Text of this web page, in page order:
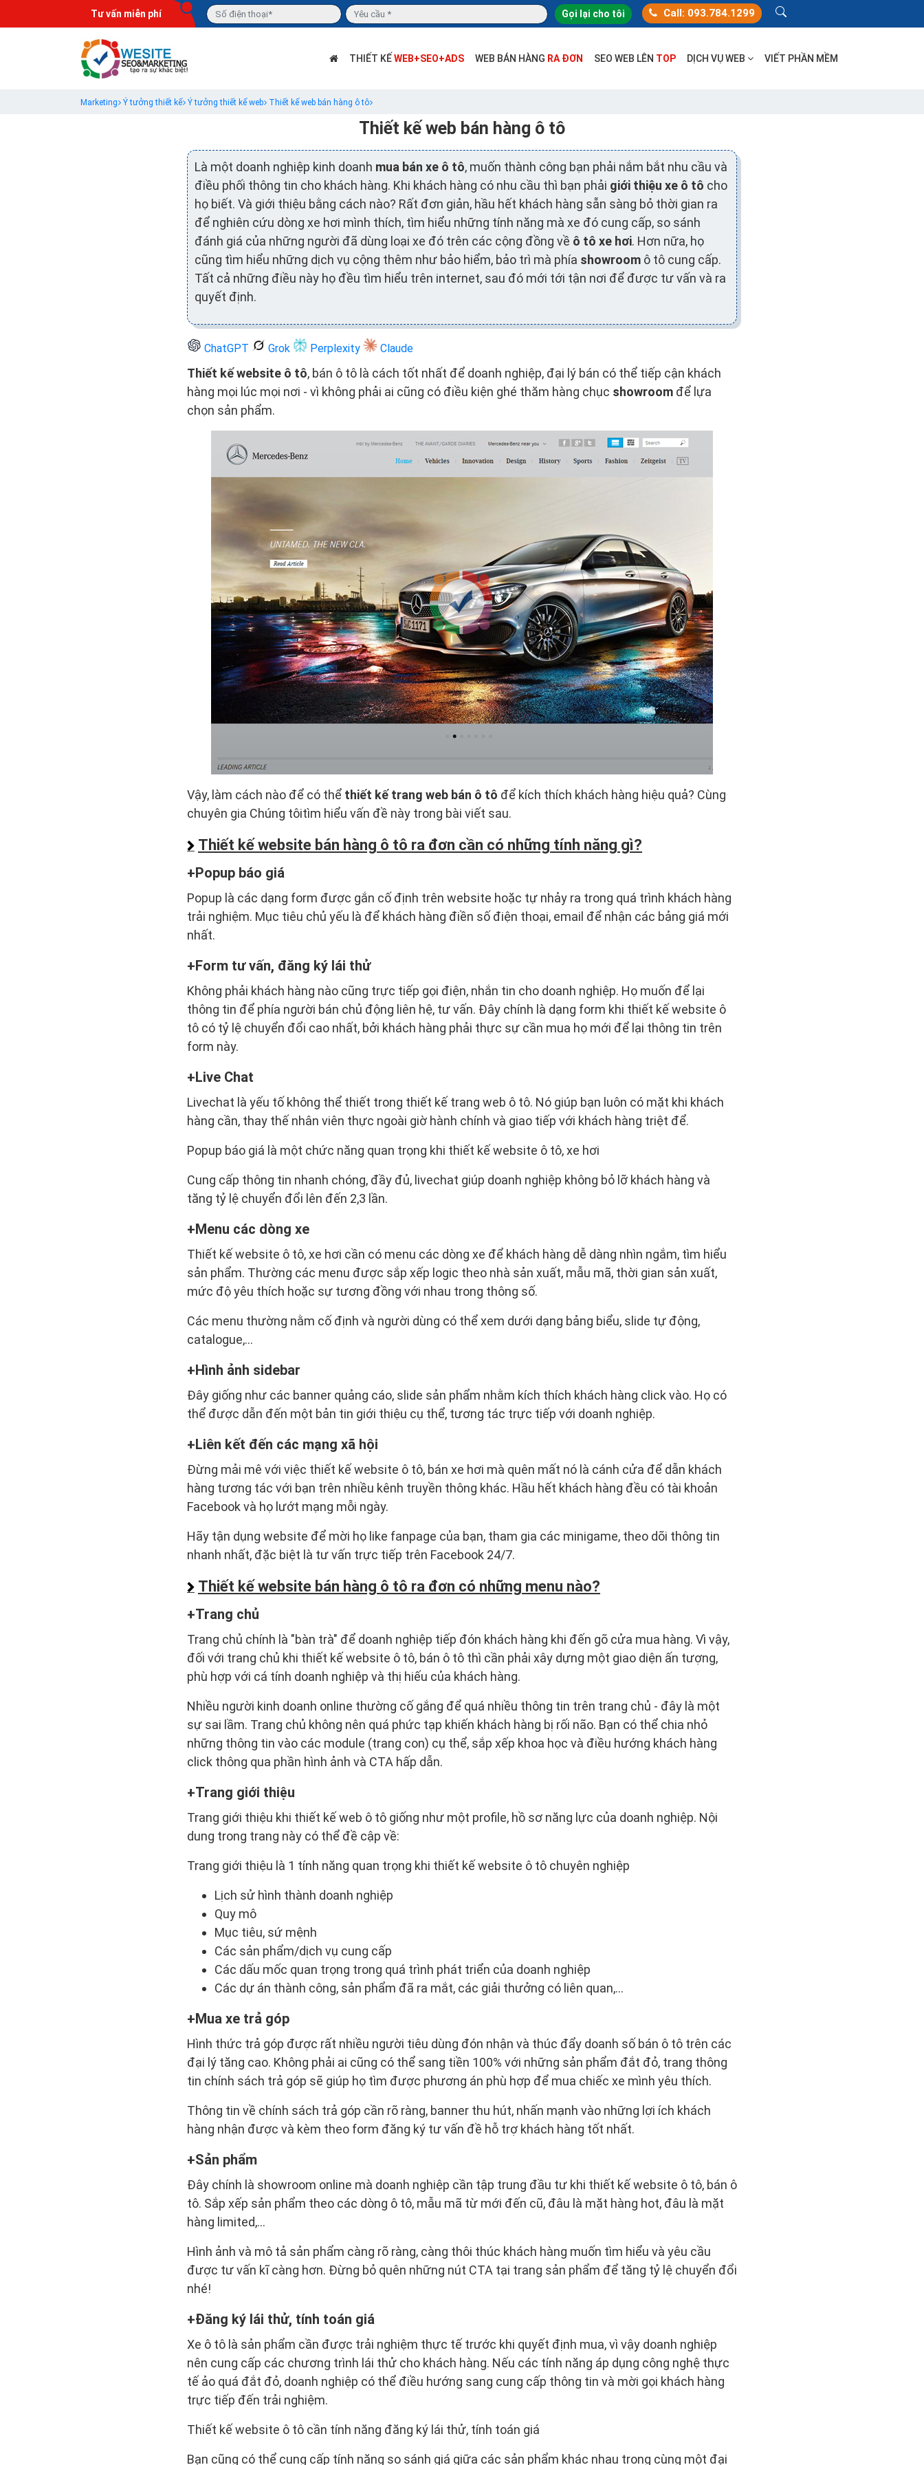
Tư vấn miễn phí Gọi lại cho tôi Call: 093.784.1299
THIẾT KẾWEB+SEO+ADS WEB BÁN HÀNG RA ĐƠN SEO WEB LÊN TOP DỊCH VỤ WEB VIẾT PHẦN MỀM
Marketing Ý tưởng thiết kế Ý tưởng thiết kế web Thiết kế web bán hàng ô tô
Thiết kế web bán hàng ô tô
Là một doanh nghiệp kinh doanh mua bán xe ô tô, muốn thành công bạn phải nắm bắt nhu cầu và
điều phối thông tin cho khách hàng. Khi khách hàng có nhu cầu thì bạn phải giới thiệu xe ô tô cho
họ biết. Và giới thiệu bằng cách nào? Rất đơn giản, hầu hết khách hàng sẵn sàng bỏ thời gian ra
để nghiên cứu dòng xe hơi mình thích, tìm hiểu những tính năng mà xe đó cung cấp, so sánh
đánh giá của những người đã dùng loại xe đó trên các cộng đồng về ô tô xe hơi. Hơn nữa, họ
cũng tìm hiểu những dịch vụ cộng thêm như bảo hiểm, bảo trì mà phía showroom ô tô cung cấp.
Tất cả những điều này họ đều tìm hiểu trên internet, sau đó mới tới tận nơi để được tư vấn và ra
quyết định.
ChatGPT Grok Perplexity Claude
Thiết kế website ô tô, bán ô tô là cách tốt nhất để doanh nghiệp, đại lý bán có thể tiếp cận khách
hàng mọi lúc mọi nơi - vì không phải ai cũng có điều kiện ghé thăm hàng chục showroom để lựa
chọn sản phẩm.
Vậy, làm cách nào để có thể thiết kế trang web bán ô tô để kích thích khách hàng hiệu quả? Cùng
chuyên gia Chúng tôitìm hiểu vấn đề này trong bài viết sau.
Thiết kế website bán hàng ô tô ra đơn cần có những tính năng gì?
Popup báo giá
Popup là các dạng form được gắn cố định trên website hoặc tự nhảy ra trong quá trình khách hàng
trải nghiệm. Mục tiêu chủ yếu là để khách hàng điền số điện thoại, email để nhận các bảng giá mới
nhất.
Form tư vấn, đăng ký lái thử
Không phải khách hàng nào cũng trực tiếp gọi điện, nhắn tin cho doanh nghiệp. Họ muốn để lại
thông tin để phía người bán chủ động liên hệ, tư vấn. Đây chính là dạng form khi thiết kế website ô
tô có tỷ lệ chuyển đổi cao nhất, bởi khách hàng phải thực sự cần mua họ mới để lại thông tin trên
form này.
Live Chat
Livechat là yếu tố không thể thiết trong thiết kế trang web ô tô. Nó giúp bạn luôn có mặt khi khách
hàng cần, thay thế nhân viên thực ngoài giờ hành chính và giao tiếp với khách hàng triệt để.
Popup báo giá là một chức năng quan trọng khi thiết kế website ô tô, xe hơi
Cung cấp thông tin nhanh chóng, đầy đủ, livechat giúp doanh nghiệp không bỏ lỡ khách hàng và
tăng tỷ lệ chuyển đổi lên đến 2,3 lần.
Menu các dòng xe
Thiết kế website ô tô, xe hơi cần có menu các dòng xe để khách hàng dễ dàng nhìn ngắm, tìm hiểu
sản phẩm. Thường các menu được sắp xếp logic theo nhà sản xuất, mẫu mã, thời gian sản xuất,
mức độ yêu thích hoặc sự tương đồng với nhau trong thông số.
Các menu thường nằm cố định và người dùng có thể xem dưới dạng bảng biểu, slide tự động,
catalogue,...
Hình ảnh sidebar
Đây giống như các banner quảng cáo, slide sản phẩm nhằm kích thích khách hàng click vào. Họ có
thể được dẫn đến một bản tin giới thiệu cụ thể, tương tác trực tiếp với doanh nghiệp.
Liên kết đến các mạng xã hội
Đừng mải mê với việc thiết kế website ô tô, bán xe hơi mà quên mất nó là cánh cửa để dẫn khách
hàng tương tác với bạn trên nhiều kênh truyền thông khác. Hầu hết khách hàng đều có tài khoản
Facebook và họ lướt mạng mỗi ngày.
Hãy tận dụng website để mời họ like fanpage của bạn, tham gia các minigame, theo dõi thông tin
nhanh nhất, đặc biệt là tư vấn trực tiếp trên Facebook 24/7.
Thiết kế website bán hàng ô tô ra đơn có những menu nào?
Trang chủ
Trang chủ chính là "bàn trà" để doanh nghiệp tiếp đón khách hàng khi đến gõ cửa mua hàng. Vì vậy,
đối với trang chủ khi thiết kế website ô tô, bán ô tô thì cần phải xây dựng một giao diện ấn tượng,
phù hợp với cá tính doanh nghiệp và thị hiếu của khách hàng.
Nhiều người kinh doanh online thường cố gắng để quá nhiều thông tin trên trang chủ - đây là một
sự sai lầm. Trang chủ không nên quá phức tạp khiến khách hàng bị rối não. Bạn có thể chia nhỏ
những thông tin vào các module (trang con) cụ thể, sắp xếp khoa học và điều hướng khách hàng
click thông qua phần hình ảnh và CTA hấp dẫn.
Trang giới thiệu
Trang giới thiệu khi thiết kế web ô tô giống như một profile, hồ sơ năng lực của doanh nghiệp. Nội
dung trong trang này có thể đề cập về:
Trang giới thiệu là 1 tính năng quan trọng khi thiết kế website ô tô chuyên nghiệp
Lịch sử hình thành doanh nghiệp
Quy mô
Mục tiêu, sứ mệnh
Các sản phẩm/dịch vụ cung cấp
Các dấu mốc quan trọng trong quá trình phát triển của doanh nghiệp
Các dự án thành công, sản phẩm đã ra mắt, các giải thưởng có liên quan,...
Mua xe trả góp
Hình thức trả góp được rất nhiều người tiêu dùng đón nhận và thúc đẩy doanh số bán ô tô trên các
đại lý tăng cao. Không phải ai cũng có thể sang tiền 100% với những sản phẩm đắt đỏ, trang thông
tin chính sách trả góp sẽ giúp họ tìm được phương án phù hợp để mua chiếc xe mình yêu thích.
Thông tin về chính sách trả góp cần rõ ràng, banner thu hút, nhấn mạnh vào những lợi ích khách
hàng nhận được và kèm theo form đăng ký tư vấn đề hỗ trợ khách hàng tốt nhất.
Sản phẩm
Đây chính là showroom online mà doanh nghiệp cần tập trung đầu tư khi thiết kế website ô tô, bán ô
tô. Sắp xếp sản phẩm theo các dòng ô tô, mẫu mã từ mới đến cũ, đâu là mặt hàng hot, đâu là mặt
hàng limited,...
Hình ảnh và mô tả sản phẩm càng rõ ràng, càng thôi thúc khách hàng muốn tìm hiểu và yêu cầu
được tư vấn kĩ càng hơn. Đừng bỏ quên những nút CTA tại trang sản phẩm để tăng tỷ lệ chuyển đổi
nhé!
Đăng ký lái thử, tính toán giá
Xe ô tô là sản phẩm cần được trải nghiệm thực tế trước khi quyết định mua, vì vậy doanh nghiệp
nên cung cấp các chương trình lái thử cho khách hàng. Nếu các tính năng áp dụng công nghệ thực
tế ảo quá đắt đỏ, doanh nghiệp có thể điều hướng sang cung cấp thông tin và mời gọi khách hàng
trực tiếp đến trải nghiệm.
Thiết kế website ô tô cần tính năng đăng ký lái thử, tính toán giá
Bạn cũng có thể cung cấp tính năng so sánh giá giữa các sản phẩm khác nhau trong cùng một đại